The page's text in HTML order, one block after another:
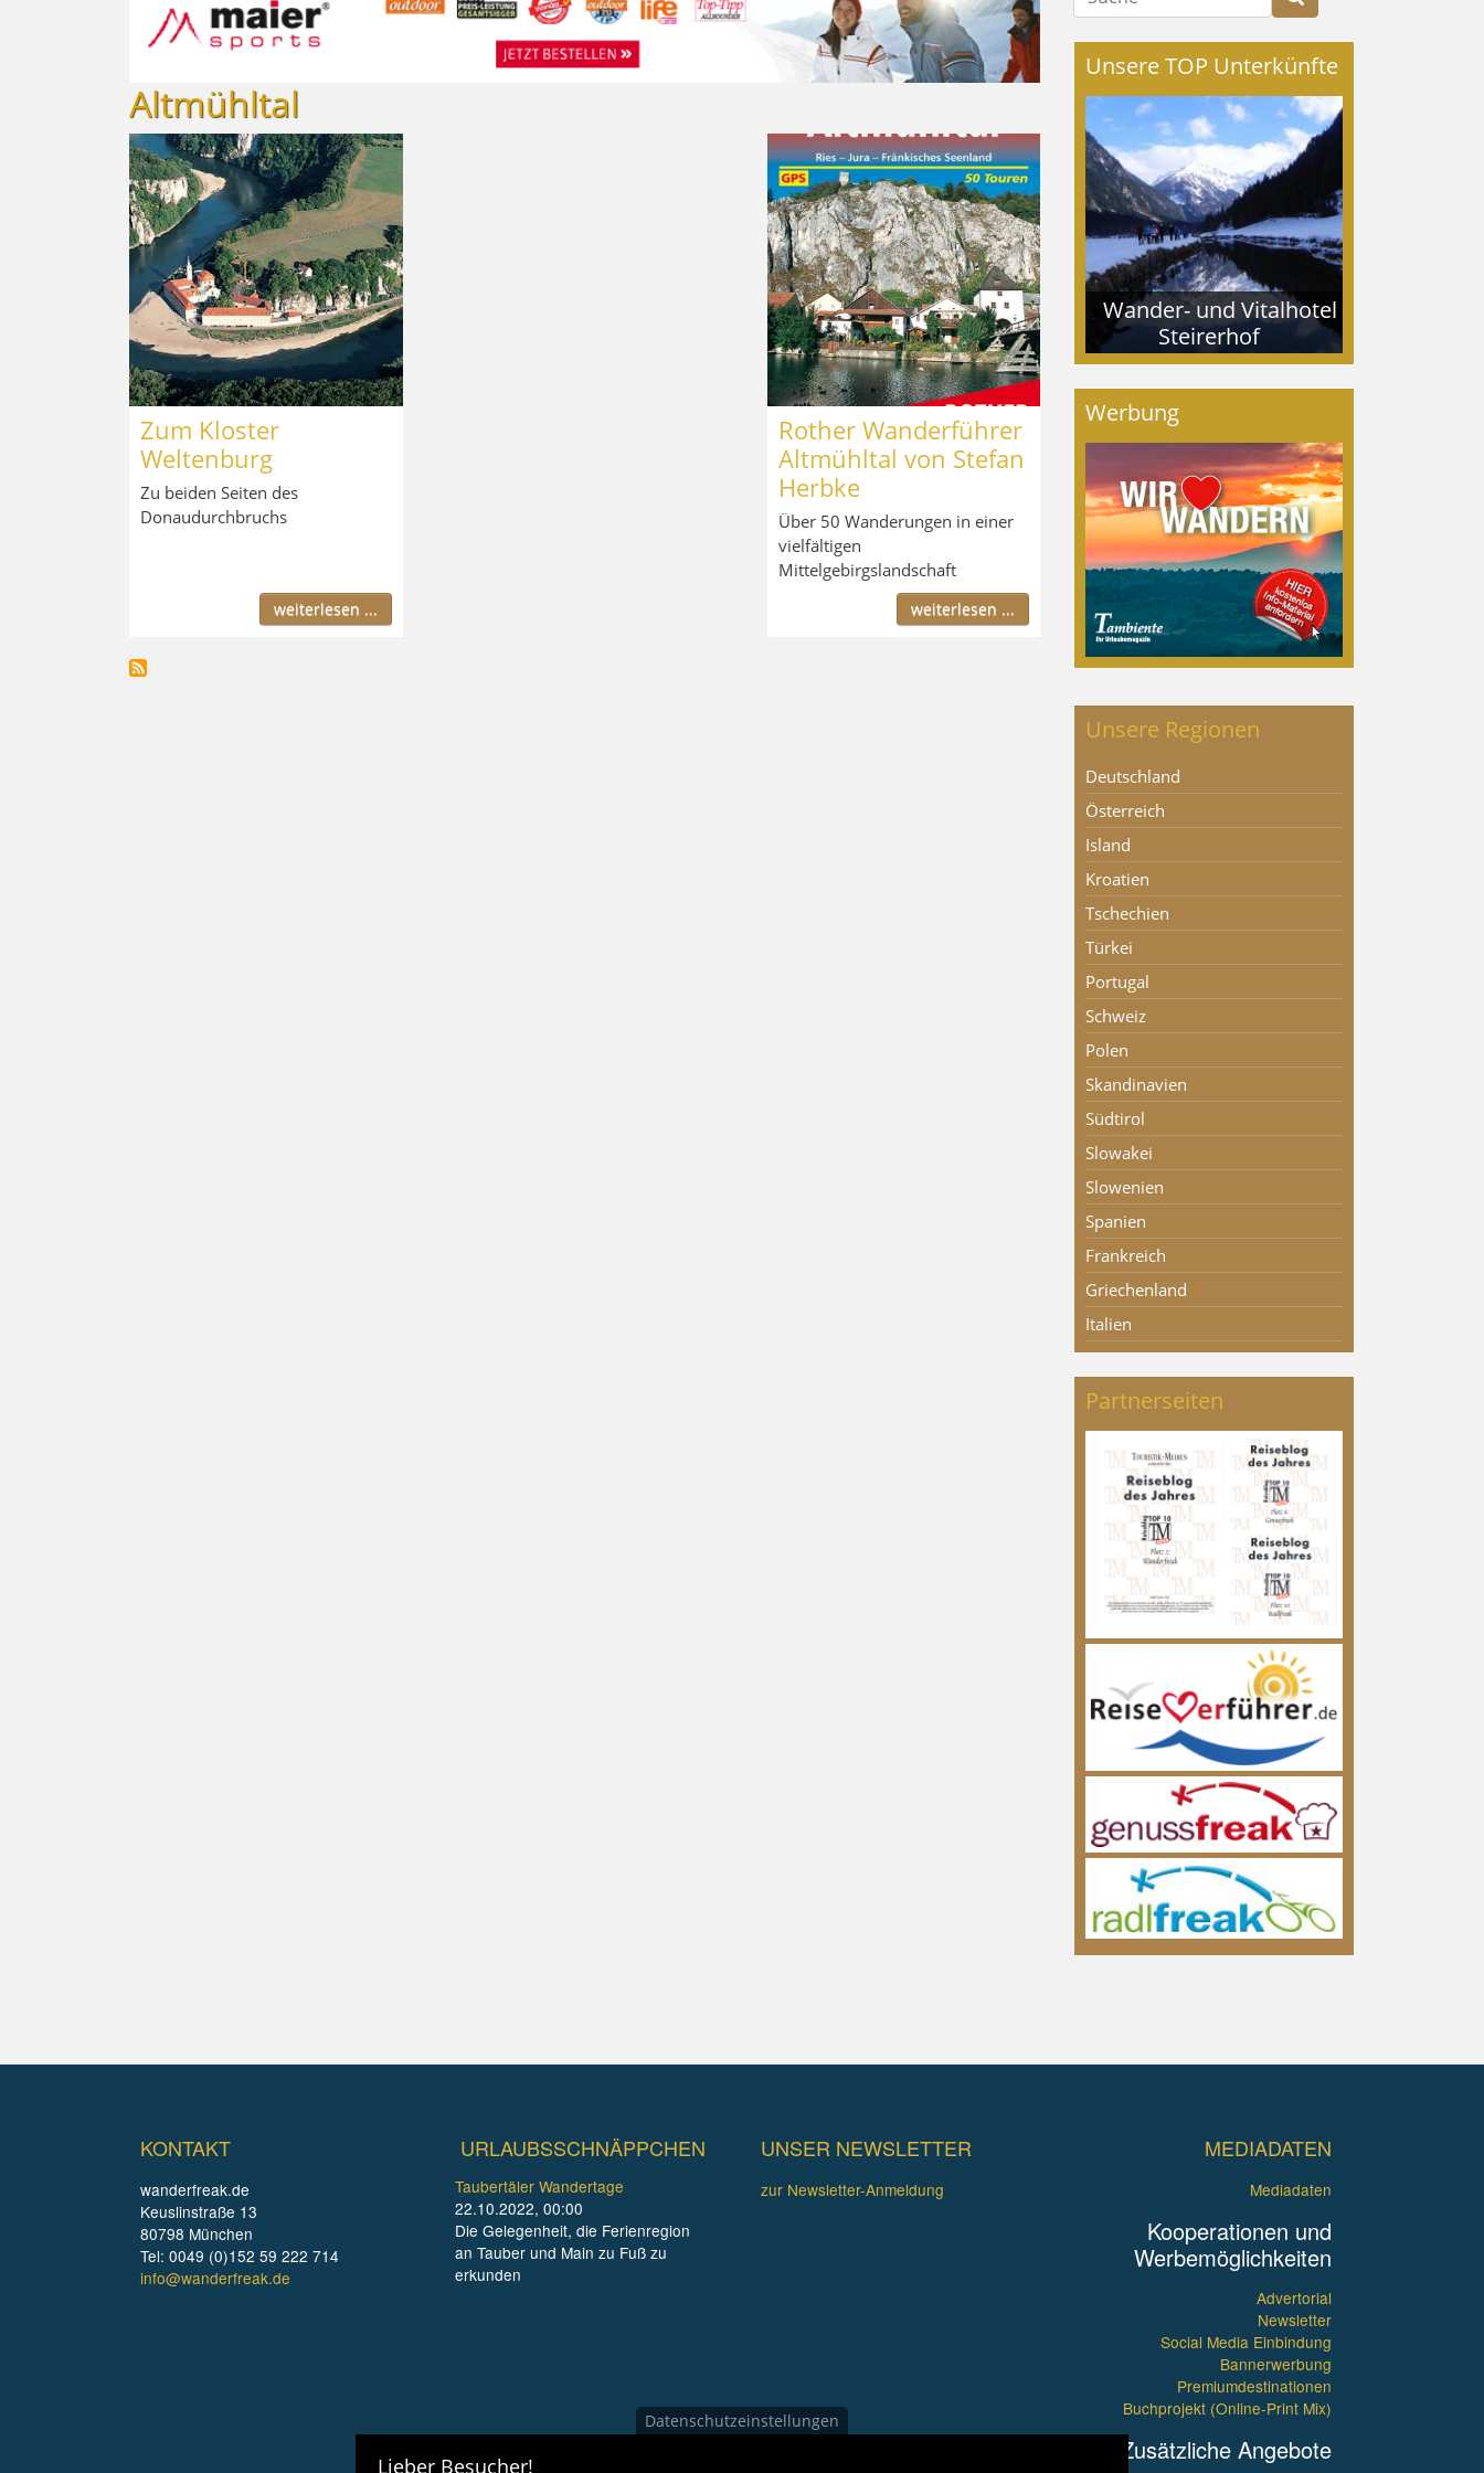
Altmühltal
Zum Kloster
Weltenburg
Zu beiden Seiten des
Donaudurchbruchs
weiterlesen ...
Rother Wanderführer
Altmühltal von Stefan
Herbke
Über 50 Wanderungen in einer
vielfältigen
Mittelgebirgslandschaft
weiterlesen ...
Unsere TOP Unterkünfte
Wander- und Vitalhotel
Steirerhof
Werbung
Unsere Regionen
Deutschland
Österreich
Island
Kroatien
Tschechien
Türkei
Portugal
Schweiz
Polen
Skandinavien
Südtirol
Slowakei
Slowenien
Spanien
Frankreich
Griechenland
Italien
Partnerseiten
KONTAKT
wanderfreak.de
Keuslinstraße 13
80798 München
Tel: 0049 (0)152 59 222 714
info@wanderfreak.de
URLAUBSSCHNÄPPCHEN
Taubertäler Wandertage
22.10.2022, 00:00
Die Gelegenheit, die Ferienregion
an Tauber und Main zu Fuß zu
erkunden
UNSER NEWSLETTER
zur Newsletter-Anmeldung
MEDIADATEN
Mediadaten
Kooperationen und
Werbemöglichkeiten
Advertorial
Newsletter
Social Media Einbindung
Bannerwerbung
Premiumdestinationen
Buchprojekt (Online-Print Mix)
Zusätzliche Angebote
Datenschutzeinstellungen
Lieber Besucher!